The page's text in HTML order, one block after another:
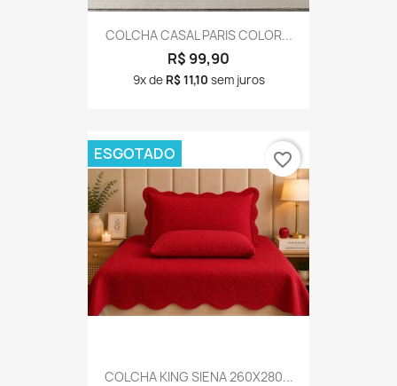
COLCHA CASAL PARIS COLOR...
R$ 99,90
9x de R$ 11,10 sem juros
COLCHA KING SIENA 260X280...
ESGOTADO favorite_border